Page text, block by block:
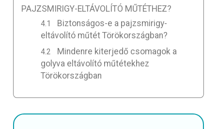
PAJZSMIRIGY-ELTÁVOLÍTÓ MŰTÉTHEZ?
Biztonságos-e a pajzsmirigy-
eltávolító műtét Törökországban?
Mindenre kiterjedő csomagok a
golyva eltávolító műtétekhez
Törökországban